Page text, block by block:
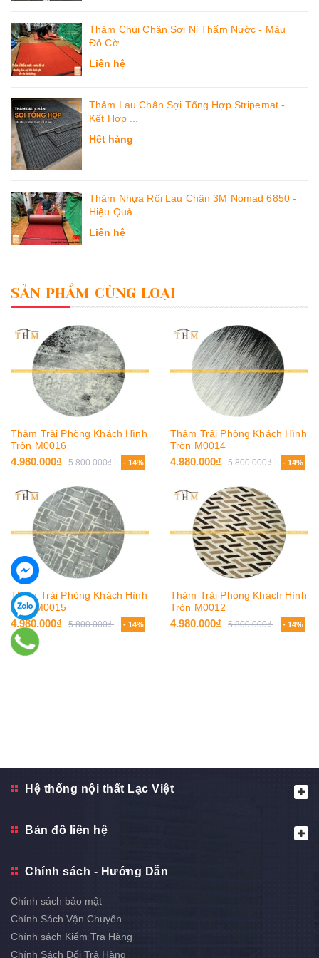
Thảm Chùi Chân Sợi Nỉ Thấm Nước - Màu
Đỏ Cờ
Liên hệ
Thảm Lau Chân Sợi Tổng Hợp Stripemat -
Kết Hợp ...
Hết hàng
Thảm Nhựa Rối Lau Chân 3M Nomad 6850 -
Hiệu Quả...
Liên hệ
SẢN PHẨM CÙNG LOẠI
Thảm Trải Phòng Khách Hình
Tròn M0016
4.980.000₫ 5.800.000₫ - 14%
Thảm Trải Phòng Khách Hình
Tròn M0015
4.980.000₫ 5.800.000₫ - 14%
Thảm Trải Phòng Khách Hình
Tròn M0014
4.980.000₫ 5.800.000₫ - 14%
Thảm Trải Phòng Khách Hình
Tròn M0012
4.980.000₫ 5.800.000₫ - 14%
Hệ thống nội thất Lạc Việt
Bản đồ liên hệ
Chính sách - Hướng Dẫn
Chính sách bảo mật
Chính Sách Vận Chuyển
Chính sách Kiểm Tra Hàng
Chính Sách Đổi Trả Hàng